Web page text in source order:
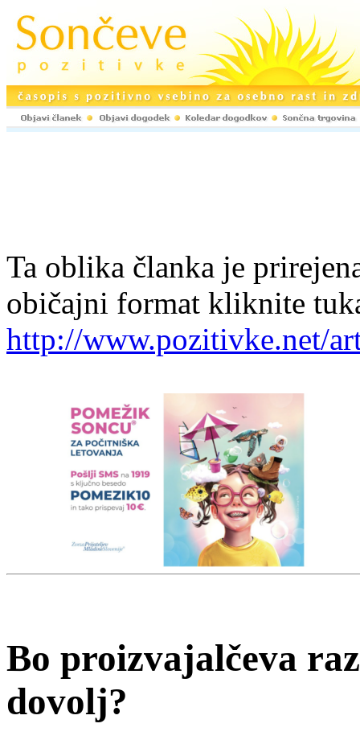
Ta oblika članka je
običajni format kliknite
http://www.pozitivke.net/
Bo proizvajalčeva
dovolj?